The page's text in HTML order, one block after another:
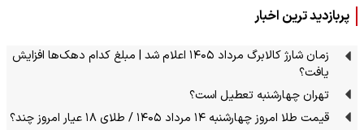
پربازدید ترین اخبار
زمان شارژ کالابرگ مرداد ۱۴۰۵ اعلام شد | مبلغ کدام دهک‌ها افزایش
یافت؟
تهران چهارشنبه تعطیل است؟
قیمت طلا امروز چهارشنبه ۱۴ مرداد ۱۴۰۵ / طلای ۱۸ عیار امروز چند؟